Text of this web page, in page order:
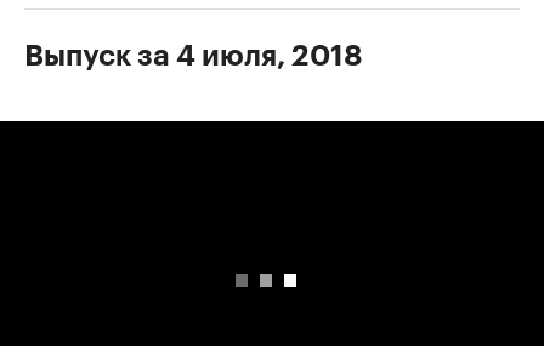
Выпуск за 4 июля, 2018